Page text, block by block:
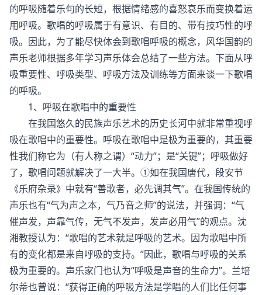
的呼吸随着乐句的长短，根据情绪感的喜怒哀乐而变换着运
用呼吸。歌唱的呼吸属于有意识、有目的、带有技巧性的呼
吸。因此，为了能尽快体会到歌唱呼吸的概念，风华国韵的
声乐老师根据多年学习声乐体会总结了一些方法。下面从呼
吸重要性、呼吸类型、呼吸方法及训练等方面来谈一下歌唱
的呼吸。
1、呼吸在歌唱中的重要性
在我国悠久的民族声乐艺术的历史长河中就非常重视呼
吸在歌唱中的重要性。呼吸在歌唱中是极为重要的，其重要
性我们称它为（有人称之谓）“动力”；是“关键”；呼吸做好
了，歌唱问题就解决了一大半。①如在我国唐代，段安节
《乐府杂录》中就有“善歌者，必先调其气”。在我国传统的
声乐也有“气为声之本，气乃音之师”的说法，并强调：“气
催声发，声靠气传，无气不发声，发声必用气”的观点。沈
湘教授认为：“歌唱的艺术就是呼吸的艺术。因为歌唱中所
有的变化都是来自呼吸的支持。”因此，歌唱与呼吸的关系
极为重要的。声乐家门也认为“呼吸是声音的生命力”。兰培
尔蒂也曾说：“获得正确的呼吸方法是学唱的人们比任何事